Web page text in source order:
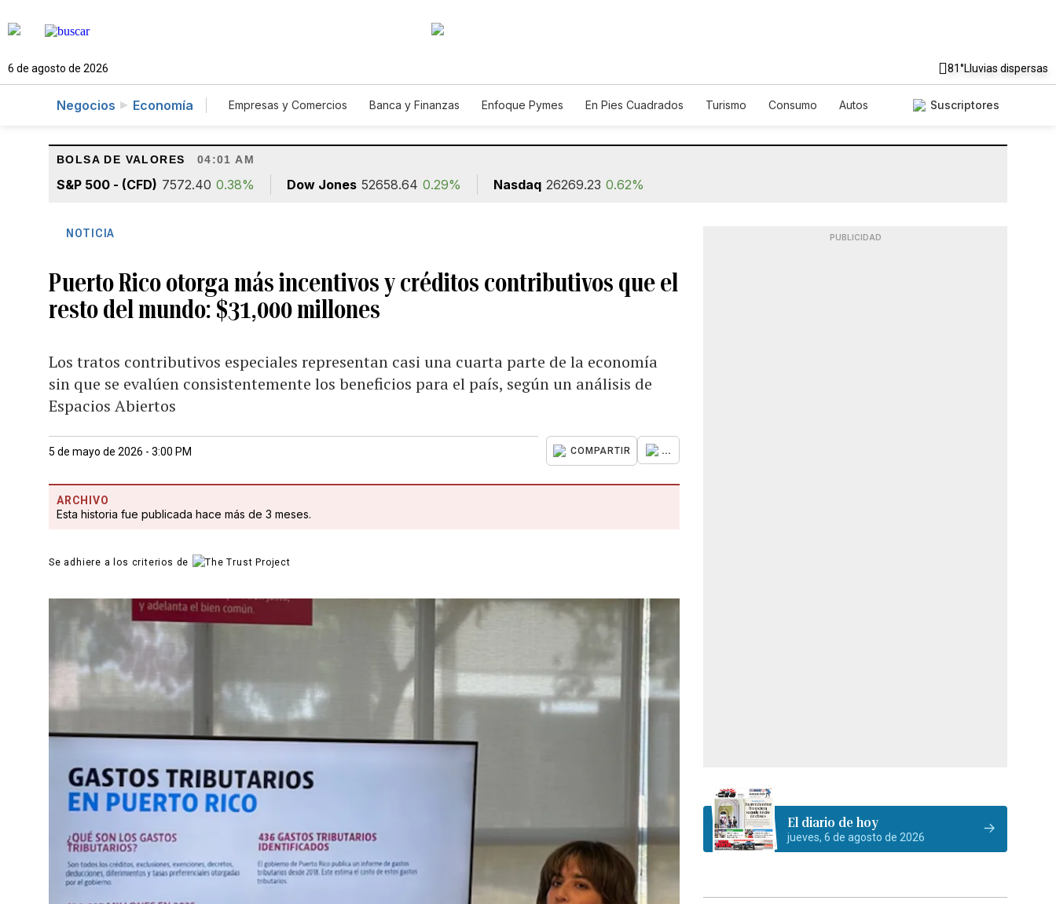
6 de agosto de 2026 81°Lluvias dispersas
Negocios Economía Empresas y Comercios Banca y Finanzas Enfoque Pymes En Pies Cuadrados Turismo Consumo
Autos
Suscriptores
BOLSA DE VALORES 04:01 AM
S&P 500 - (CFD) 7572.40 0.38% Dow Jones 52658.64 0.29% Nasdaq 26269.23 0.62%
NOTICIA
Puerto Rico otorga más incentivos y créditos contributivos que el
resto del mundo: $31,000 millones
Los tratos contributivos especiales representan casi una cuarta parte de la economía
sin que se evalúen consistentemente los beneficios para el país, según un análisis de
Espacios Abiertos
5 de mayo de 2026 - 3:00 PM COMPARTIR ...
ARCHIVO
Esta historia fue publicada hace más de 3 meses.
Se adhiere a los criterios de
PUBLICIDAD
El diario de hoy
jueves, 6 de agosto de 2026